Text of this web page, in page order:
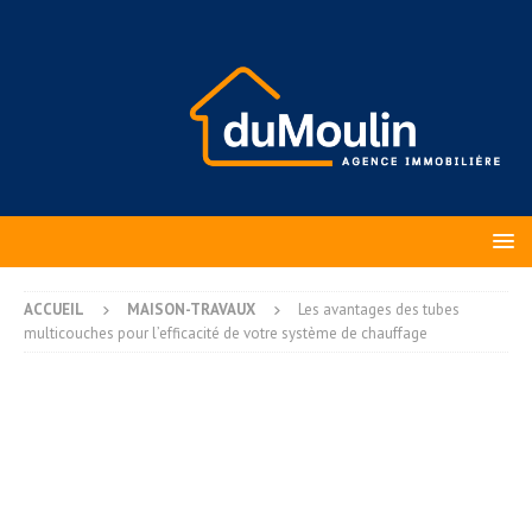
ACCUEIL MAISON-TRAVAUX
Les avantages des tubes
multicouches pour l’efficacité de votre système de chauffage